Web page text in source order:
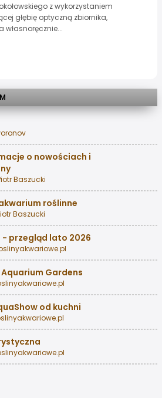
z wykorzystaniem
głębię optyczną zbiornika,
o nowościach i
Baszucki
roślinne
Baszucki
- przegląd lato 2026
Gardens
od kuchni